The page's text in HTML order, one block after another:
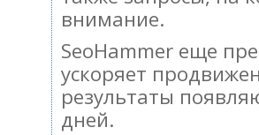
внимание.
SeoHammer еще
ускоряет
результаты
дней.